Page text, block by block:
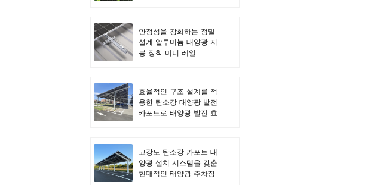
안정성을 강화하는 정밀
설계 알루미늄 태양광 지
붕 장착 미니 레일
효율적인 구조 설계를 적
용한 탄소강 태양광 발전
카포트로 태양광 발전 효
고강도 탄소강 카포트 태
양광 설치 시스템을 갖춘
현대적인 태양광 주차장